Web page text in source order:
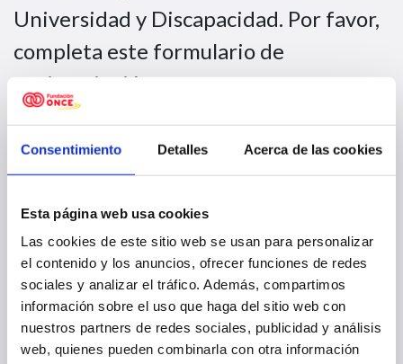
Consentimiento Detalles Acerca de las cookies
Esta página web usa cookies
Las cookies de este sitio web se usan para personalizar
el contenido y los anuncios, ofrecer funciones de redes
sociales y analizar el tráfico. Además, compartimos
información sobre el uso que haga del sitio web con
nuestros partners de redes sociales, publicidad y análisis
web, quienes pueden combinarla con otra información
Universidad y Discapacidad. Por favor,
completa este formulario de
preinscripción.
Importante: Esta preinscripción no
garantiza tu participación. La
confirmará tu asistencia en un plazo
máximo de un mes mediante un correo
electrónico a la dirección que se nos
indique.